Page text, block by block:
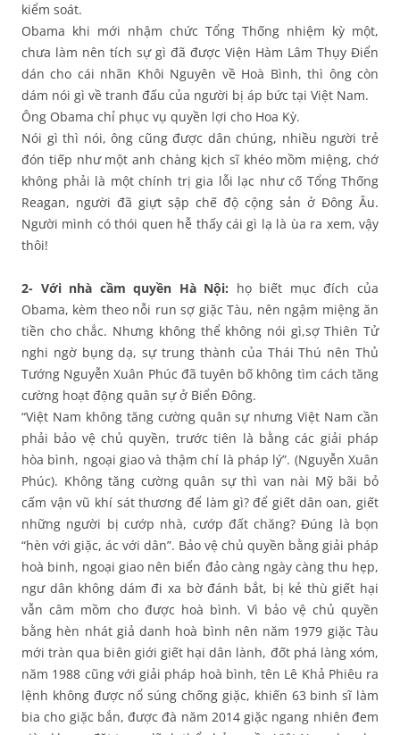
kiểm soát.
Obama khi mới nhậm chức Tổng Thống nhiệm kỳ một,
chưa làm nên tích sự gì đã được Viện Hàm Lâm Thụy Điển
dán cho cái nhãn Khôi Nguyên về Hoà Bình, thì ông còn
dám nói gì về tranh đấu của người bị áp bức tại Việt Nam.
Ông Obama chỉ phục vụ quyền lợi cho Hoa Kỳ.
Nói gì thì nói, ông cũng được dân chúng, nhiều người trẻ
đón tiếp như một anh chàng kịch sĩ khéo mồm miệng, chớ
không phải là một chính trị gia lỗi lạc như cố Tổng Thống
Reagan, người đã giựt sập chế độ cộng sản ở Đông Âu.
Người mình có thói quen hễ thấy cái gì lạ là ùa ra xem, vậy
thôi!
2- Với nhà cầm quyền Hà Nội: họ biết mục đích của
Obama, kèm theo nỗi run sợ giặc Tàu, nên ngậm miệng ăn
tiền cho chắc. Nhưng không thể không nói gì,sợ Thiên Tử
nghi ngờ bụng dạ, sự trung thành của Thái Thú nên Thủ
Tướng Nguyễn Xuân Phúc đã tuyên bố không tìm cách tăng
cường hoạt động quân sự ở Biển Đông.
“Việt Nam không tăng cường quân sự nhưng Việt Nam cần
phải bảo vệ chủ quyền, trước tiên là bằng các giải pháp
hòa bình, ngoại giao và thậm chí là pháp lý”. (Nguyễn Xuân
Phúc). Không tăng cường quân sự thì van nài Mỹ bãi bỏ
cấm vận vũ khí sát thương để làm gì? để giết dân oan, giết
những người bị cướp nhà, cướp đất chăng? Đúng là bọn
“hèn với giặc, ác với dân”. Bảo vệ chủ quyền bằng giải pháp
hoà binh, ngoại giao nên biển đảo càng ngày càng thu hẹp,
ngư dân không dám đi xa bờ đánh bắt, bị kẻ thù giết hại
vẫn câm mồm cho được hoà bình. Vì bảo vệ chủ quyền
bằng hèn nhát giả danh hoà bình nên năm 1979 giặc Tàu
mới tràn qua biên giới giết hại dân lành, đốt phá làng xóm,
năm 1988 cũng với giải pháp hoà bình, tên Lê Khả Phiêu ra
lệnh không được nổ súng chống giặc, khiến 63 binh sĩ làm
bia cho giặc bắn, được đà năm 2014 giặc ngang nhiên đem